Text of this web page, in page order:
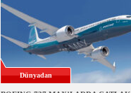
Dünyadan